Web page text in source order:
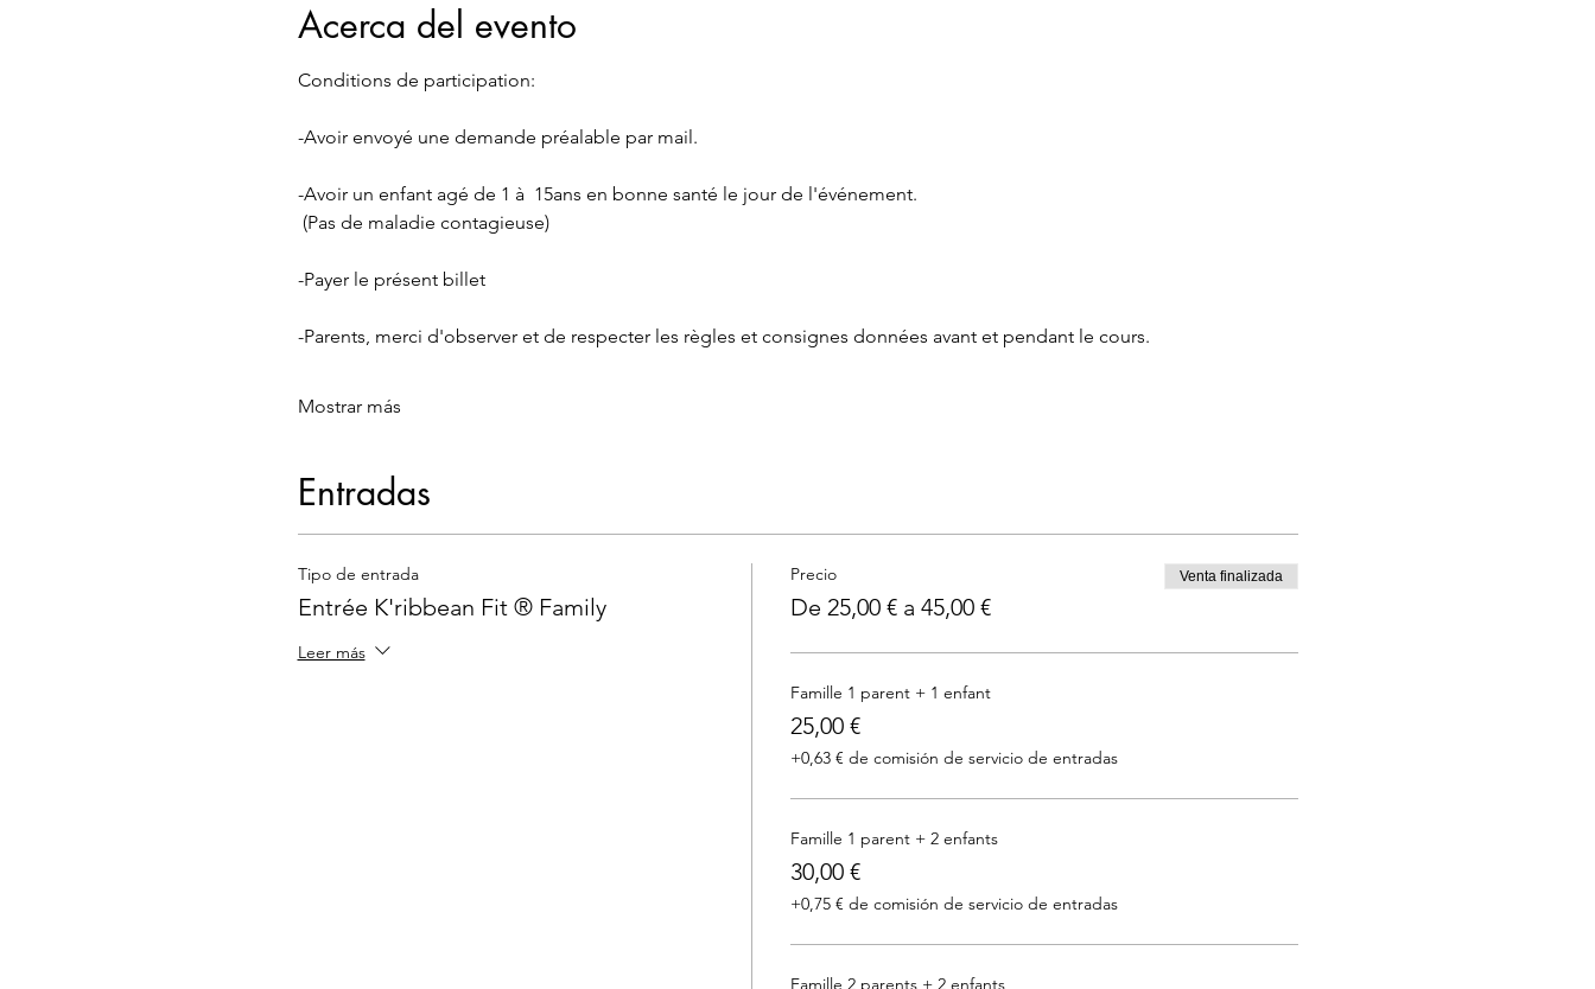
Acerca del evento
Conditions de participation:
-Avoir envoyé une demande préalable par mail.
-Avoir un enfant agé de 1 à  15ans en bonne santé le jour de l'événement.
(Pas de maladie contagieuse)
-Payer le présent billet
-Parents, merci d'observer et de respecter les règles et consignes données avant et pendant le cours.
Mostrar más
Entradas
Tipo de entrada
Entrée K'ribbean Fit ® Family
Leer más
Precio
De 25,00 € a 45,00 €
Venta finalizada
Famille 1 parent + 1 enfant
25,00 €
+0,63 € de comisión de servicio de entradas
Famille 1 parent + 2 enfants
30,00 €
+0,75 € de comisión de servicio de entradas